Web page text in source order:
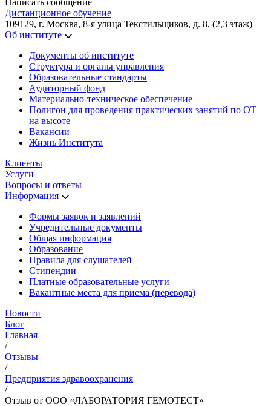
Написать сообщение
Дистанционное обучение
109129, г. Москва, 8-я улица Текстильщиков, д. 8, (2,3 этаж)
Об институте
Документы об институте
Структура и органы управления
Образовательные стандарты
Аудиторный фонд
Материально-техническое обеспечение
Полигон для проведения практических занятий по ОТ
на высоте
Вакансии
Жизнь Института
Клиенты
Услуги
Вопросы и ответы
Информация
Формы заявок и заявлений
Учредительные документы
Общая информация
Образование
Правила для слушателей
Стипендии
Платные образовательные услуги
Вакантные места для приема (перевода)
Новости
Блог
Главная
/
Отзывы
/
Предприятия здравоохранения
/
Отзыв от ООО «ЛАБОРАТОРИЯ ГЕМОТЕСТ»